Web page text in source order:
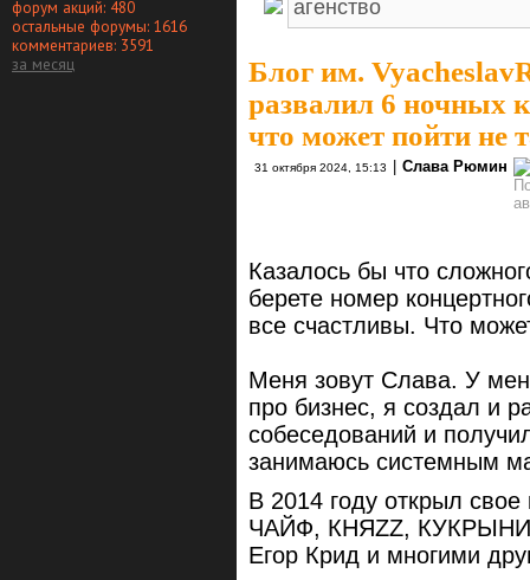
форум акций: 480
остальные форумы: 1616
комментариев: 3591
за месяц
Блог им.
развалил 6 ночных
что может пойти не
31 октября 2024, 15:13 Слава Рюмин
Казалось бы что
берете номер
все счастливы. Что
Меня зовут Слава. У
про бизнес, я создал и
собеседований и
занимаюсь системным
В 2014 году открыл
ЧАЙФ, КНЯZZ,
Егор Крид и многими